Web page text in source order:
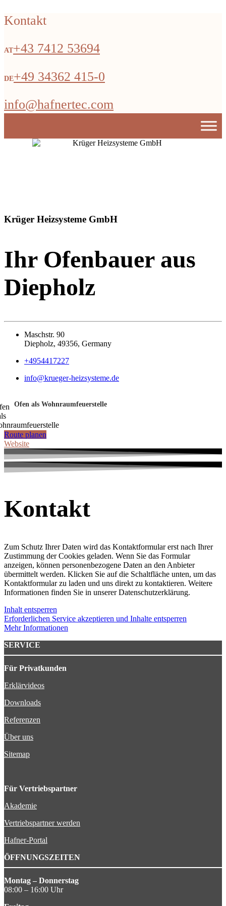
Kontakt
+43 7412 53694
+49 34362 415-0
info@hafnertec.com
Krüger Heizsysteme GmbH
Ihr Ofenbauer aus
Diepholz
Maschstr. 90
Diepholz, 49356, Germany
+4954417227
info@krueger-heizsysteme.de
Ofen als Wohnraumfeuerstelle
Route planen
Website
Kontakt
Zum Schutz Ihrer Daten wird das Kontaktformular erst nach Ihrer
Zustimmung der Cookies geladen. Wenn Sie das Formular
anzeigen, können personenbezogene Daten an den Anbieter
übermittelt werden. Klicken Sie auf die Schaltfläche unten, um das
Kontaktformular zu laden und uns direkt zu kontaktieren. Weitere
Informationen finden Sie in unserer Datenschutzerklärung.
Inhalt entsperren
Erforderlichen Service akzeptieren und Inhalte entsperren
Mehr Informationen
SERVICE
Für Privatkunden
Erklärvideos
Downloads
Referenzen
Über uns
Sitemap
Für Vertriebspartner
Akademie
Vertriebspartner werden
Hafner-Portal
ÖFFNUNGSZEITEN
Montag – Donnerstag
08:00 – 16:00 Uhr